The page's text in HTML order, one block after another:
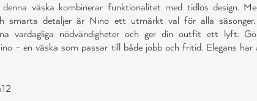
denna väska kombinerar funktionalitet med tidlös design.
smarta detaljer är Nino ett utmärkt val för alla
vardagliga nödvändigheter och ger din outfit ett lyft.
- en väska som passar till både jobb och fritid. Elegans har